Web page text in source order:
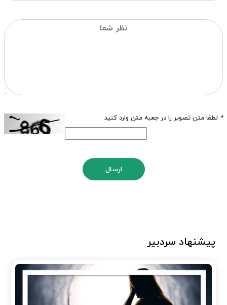
* لطفا متن تصویر را در جعبه متن وارد کنید
ارسال
پیشنهاد سردبیر